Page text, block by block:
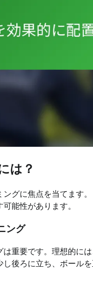
は？
グに焦点を当てます
能性があります。
ング
重要です。理想的に
後ろに立ち、ボール